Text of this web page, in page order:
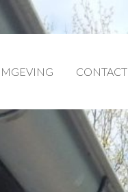
CONTACT